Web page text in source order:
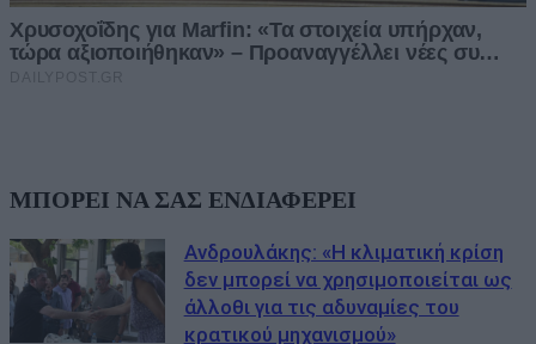
ΜΠΟΡΕΙ ΝΑ ΣΑΣ ΕΝΔΙΑΦΕΡΕΙ
Ανδρουλάκης: «Η κλιματική κρίση
δεν μπορεί να χρησιμοποιείται ως
άλλοθι για τις αδυναμίες του
κρατικού μηχανισμού»